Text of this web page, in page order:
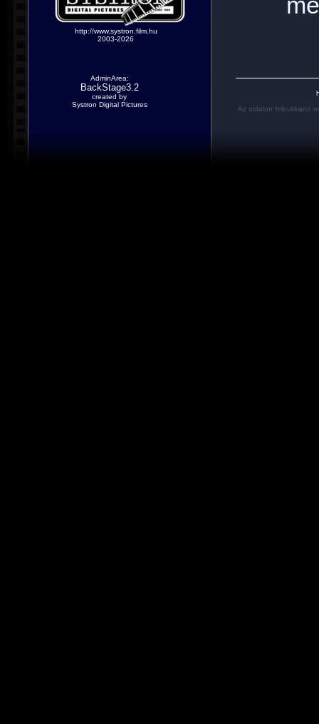
Az oldalon felbukkanó
http://www.systron.film.hu
2003-2026
AdminArea:
BackStage3.2
created by
Systron Digital Pictures